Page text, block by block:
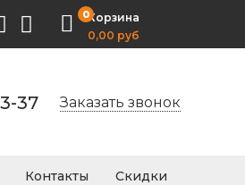
0Корзина
0,00 руб
37 Заказать звонок
Контакты Скидки